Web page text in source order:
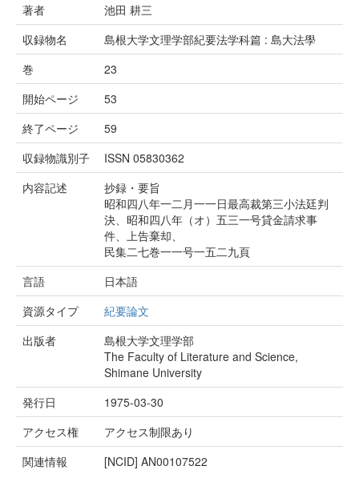
著者
池田 耕三
収録物名
島根大学文理学部紀要法学科篇 : 島大法學
巻
23
開始ページ
53
終了ページ
59
収録物識別子
ISSN 05830362
内容記述
抄録・要旨
昭和四八年一二月一一日最高裁第三小法廷判
決、昭和四八年（オ）五三一号貸金請求事
件、上告棄却、
民集二七巻一一号一五二九頁
言語
日本語
資源タイプ
紀要論文
出版者
島根大学文理学部
The Faculty of Literature and Science,
Shimane University
発行日
1975-03-30
アクセス権
アクセス制限あり
関連情報
[NCID] AN00107522